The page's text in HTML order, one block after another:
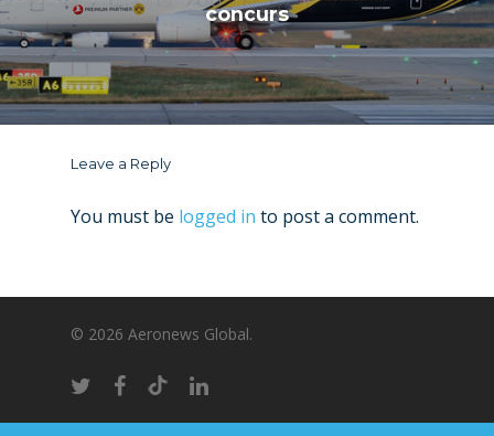
concurs
Leave a Reply
You must be logged in to post a comment.
© 2026 Aeronews Global.